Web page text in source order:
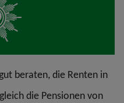
beraten, die Renten in
die Pensionen von